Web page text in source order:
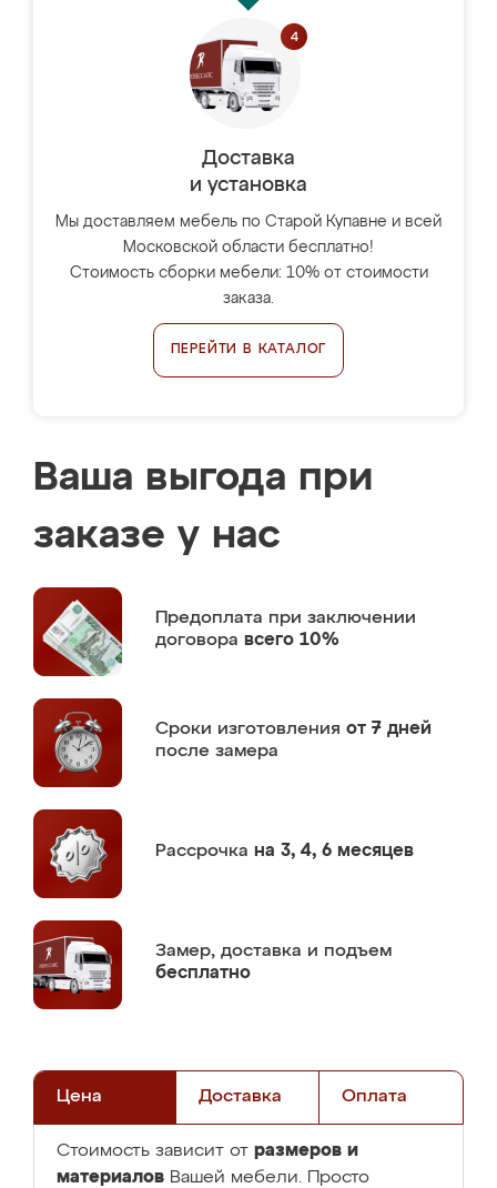
Доставка
и установка
Мы доставляем мебель по Старой Купавне и всей
Московской области бесплатно!
Стоимость сборки мебели: 10% от стоимости
заказа.
ПЕРЕЙТИ В КАТАЛОГ
Ваша выгода при
заказе у нас
Предоплата при заключении
договора всего 10%
Сроки изготовления от 7 дней
после замера
Рассрочка на 3, 4, 6 месяцев
Замер, доставка и подъем
бесплатно
Цена Доставка Оплата
Стоимость зависит от размеров и
материалов Вашей мебели. Просто